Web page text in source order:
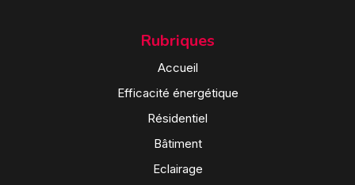
Rubriques
Accueil
Efficacité énergétique
Résidentiel
Bâtiment
Eclairage